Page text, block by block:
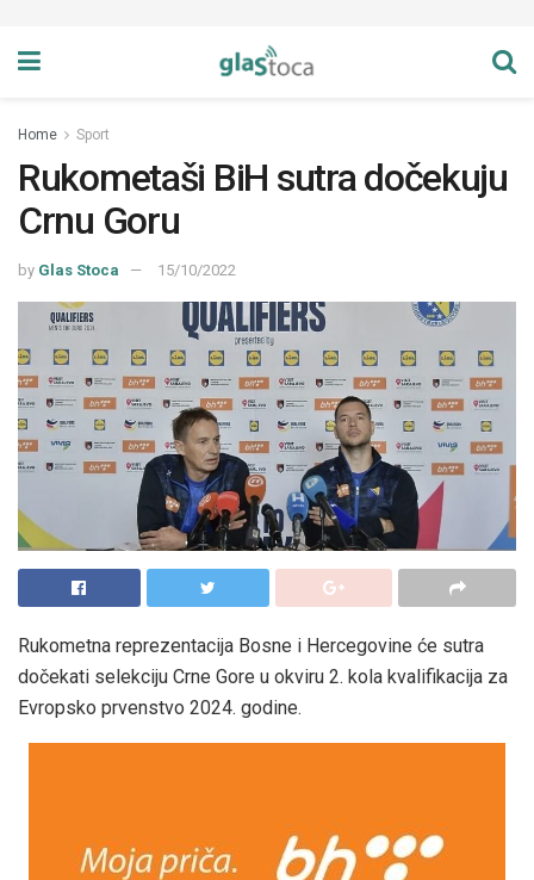
Home Sport
Rukometaši BiH sutra dočekuju
Crnu Goru
by Glas Stoca 15/10/2022
Rukometna reprezentacija Bosne i Hercegovine će sutra
dočekati selekciju Crne Gore u okviru 2. kola kvalifikacija za
Evropsko prvenstvo 2024. godine.